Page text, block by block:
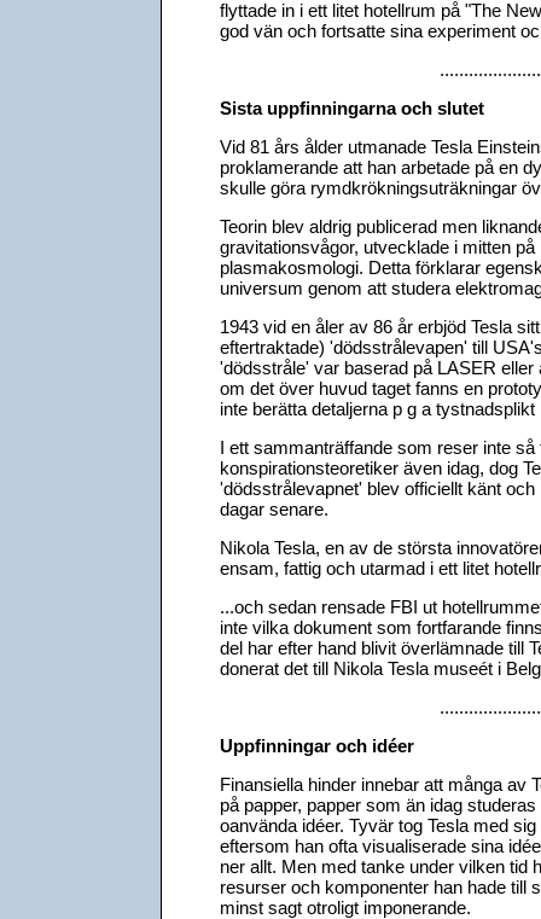
flyttade in i ett litet hotellrum på "The
god vän och fortsatte sina experiment
Sista uppfinningarna och slutet
Vid 81 års ålder utmanade Tesla
proklamerande att han arbetade på en
skulle göra rymdkrökningsuträkningar
Teorin blev aldrig publicerad men
gravitationsvågor, utvecklade i mitten
plasmakosmologi. Detta förklarar
universum genom att studera
1943 vid en åler av 86 år erbjöd Tesla
eftertraktade) 'dödsstrålevapen' till
'dödsstråle' var baserad på LASER
om det över huvud taget fanns en
inte berätta detaljerna p g a
I ett sammanträffande som reser inte så
konspirationsteoretiker även idag, dog
'dödsstrålevapnet' blev officiellt känt
dagar senare.
Nikola Tesla, en av de största
ensam, fattig och utarmad i ett litet
...och sedan rensade FBI ut
inte vilka dokument som fortfarande
del har efter hand blivit överlämnade till
donerat det till Nikola Tesla museét i
Uppfinningar och idéer
Finansiella hinder innebar att många av
på papper, papper som än idag
oanvända idéer. Tyvär tog Tesla med
eftersom han ofta visualiserade sina
ner allt. Men med tanke under vilken tid
resurser och komponenter han hade till
minst sagt otroligt imponerande.